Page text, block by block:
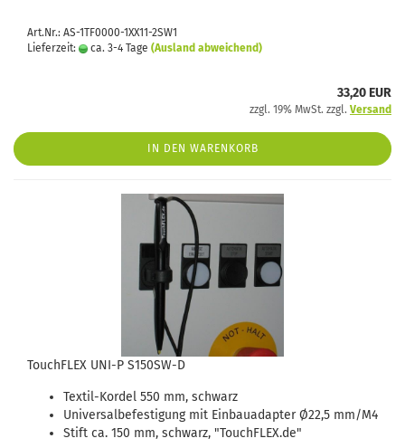
Art.Nr.: AS-1TF0000-1XX11-2SW1
Lieferzeit:
ca. 3-4 Tage (Ausland abweichend)
33,20 EUR
zzgl. 19% MwSt. zzgl. Versand
IN DEN WARENKORB
TouchFLEX UNI-P S150SW-D
Textil-Kordel 550 mm, schwarz
Universalbefestigung mit Einbauadapter Ø22,5 mm/M4
Stift ca. 150 mm, schwarz, "TouchFLEX.de"